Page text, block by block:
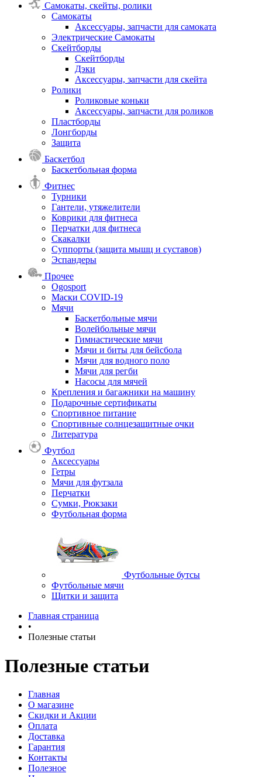
Самокаты, скейты, ролики
Самокаты
Аксессуары, запчасти для самоката
Электрические Самокаты
Скейтборды
Скейтборды
Дэки
Аксессуары, запчасти для скейта
Ролики
Роликовые коньки
Аксессуары, запчасти для роликов
Пластборды
Лонгборды
Защита
Баскетбол
Баскетбольная форма
Фитнес
Турники
Гантели, утяжелители
Коврики для фитнеса
Перчатки для фитнеса
Скакалки
Суппорты (защита мышц и суставов)
Эспандеры
Прочее
Ogosport
Маски COVID-19
Мячи
Баскетбольные мячи
Волейбольные мячи
Гимнастические мячи
Мячи и биты для бейсбола
Мячи для водного поло
Мячи для регби
Насосы для мячей
Крепления и багажники на машину
Подарочные сертификаты
Спортивное питание
Спортивные солнцезащитные очки
Литература
Футбол
Аксессуары
Гетры
Мячи для футзала
Перчатки
Сумки, Рюкзаки
Футбольная форма
Футбольные бутсы
Футбольные мячи
Щитки и защита
Главная страница
•
Полезные статьи
Полезные статьи
Главная
О магазине
Скидки и Акции
Оплата
Доставка
Гарантия
Контакты
Полезное